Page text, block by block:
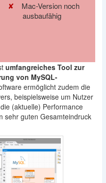
Mac-Version noch
ausbaufähig
umfangreiches Tool zur
von MySQL-
ermöglicht zudem die
beispielsweise um Nutzer
(aktuelle) Performance
sehr guten Gesamteindruck